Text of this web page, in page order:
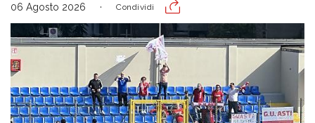
06 Agosto 2026 Condividi